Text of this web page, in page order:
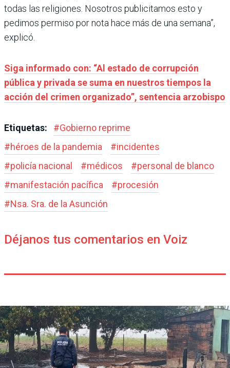
todas las religiones. Nosotros publicitamos esto y
pedimos permiso por nota hace más de una semana”,
explicó.
Siga informado con: “Al estado de corrupción
pública y privada se suma en nuestros tiempos la
acción del crimen organizado”, sentencia arzobispo
Etiquetas: #Gobierno reprime
#héroes de la pandemia #incidentes
#policía nacional #médicos #personal de blanco
#manifestación pacífica #procesión
#Nsa. Sra. de la Asunción
Déjanos tus comentarios en Voiz